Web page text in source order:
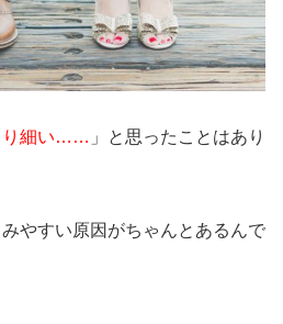
り細い…… 」と思ったことはあり
やすい原因がちゃんとあるんで